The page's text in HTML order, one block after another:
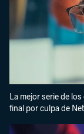
La mejor serie de
final por culpa de